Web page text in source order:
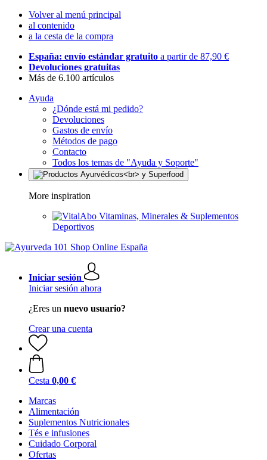
Volver al menú principal
al contenido
a la cesta de la compra
España: envío estándar gratuito a partir de 87,90 €
Devoluciones gratuitas
Más de 6.100 artículos
Ayuda
¿Dónde está mi pedido?
Devoluciones
Gastos de envío
Métodos de pago
Contacto
Todos los temas de "Ayuda y Soporte"
More inspiration
Vitaminas, Minerales & Suplementos
Deportivos
Iniciar sesión
Iniciar sesión ahora
¿Eres un nuevo usuario?
Crear una cuenta
Cesta 0,00 €
Marcas
Alimentación
Suplementos Nutricionales
Tés e infusiones
Cuidado Corporal
Ofertas